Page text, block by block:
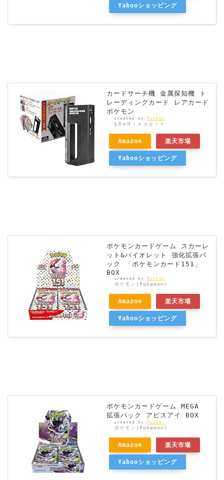
Yahooショッピング
カードサーチ機 金属探知機 ト
レーディングカード レアカード
ポケモン
created by Rinker
§Ｒ∞Ｒｉｋｏｐｉｎ
Amazon 楽天市場
Yahooショッピング
ポケモンカードゲーム スカーレ
ット&バイオレット 強化拡張パ
ック 「ポケモンカード151」
BOX
created by Rinker
ポケモン(Pokemon)
Amazon 楽天市場
Yahooショッピング
ポケモンカードゲーム MEGA
拡張パック アビスアイ BOX
created by Rinker
ポケモン(Pokemon)
Amazon 楽天市場
Yahooショッピング